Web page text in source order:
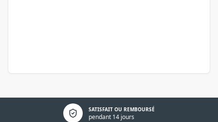
SATISFAIT OU REMBOURSÉ
pendant 14 jours
Politique de confidentialité